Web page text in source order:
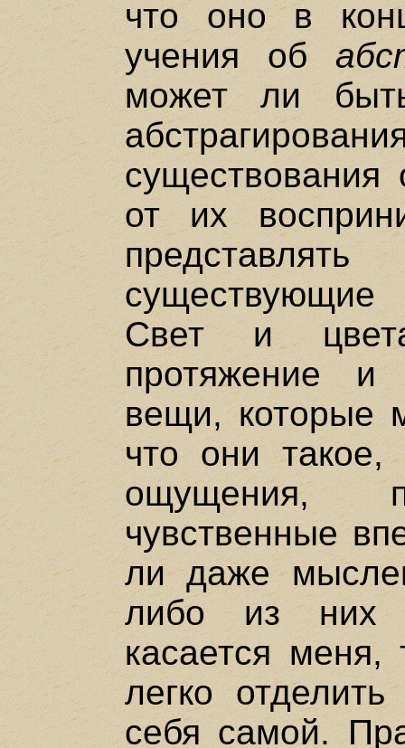
что оно в
учения об
может ли
от их
существующие
Свет и
протяжение
вещи, которые
что они такое,
ощущения,
чувственные
ли даже
либо из них
касается
легко
себя самой.